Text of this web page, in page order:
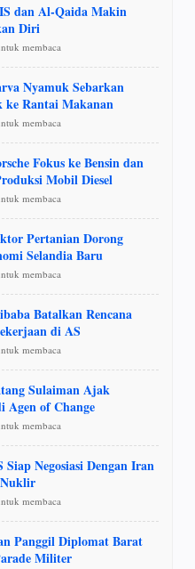
dan Al-Qaida Makin
Diri
membaca
Nyamuk Sebarkan
Rantai Makanan
membaca
Fokus ke Bensin dan
Mobil Diesel
membaca
Pertanian Dorong
Selandia Baru
membaca
Batalkan Rencana
di AS
membaca
Sulaiman Ajak
Agen of Change
membaca
Negosiasi Dengan Iran
membaca
Panggil Diplomat Barat
Militer